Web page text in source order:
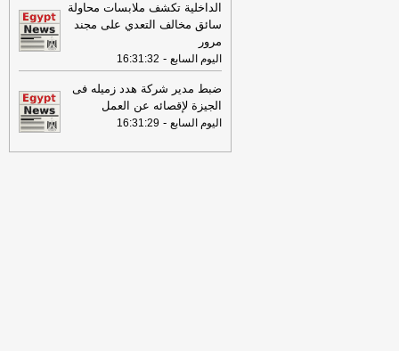
16:22
ترامب: ضرباتنا ضد إيران
مستمرة ولن يكون أمامها سوى التراجع-
لبنانون 24
12:46
وفاة والد تامر حسني بعد وعكة
صحية مفاجئة- موقع الدستور
08:16
عناوين الصحف المصرية ليوم
الداخلية تكشف ملابسات محاولة
سائق مخالف التعدي على مجند
مرور
اليوم السابع -
16:31:32
ضبط مدير شركة هدد زميله فى
الجيزة لإقصائه عن العمل
اليوم السابع -
16:31:29